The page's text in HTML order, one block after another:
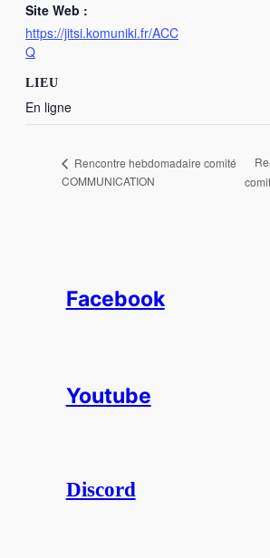
Site Web :
https://jitsi.komuniki.fr/ACC
Q
LIEU
En ligne
Rencontre hebdomadaire comité
COMMUNICATION
Facebook
Youtube
Discord